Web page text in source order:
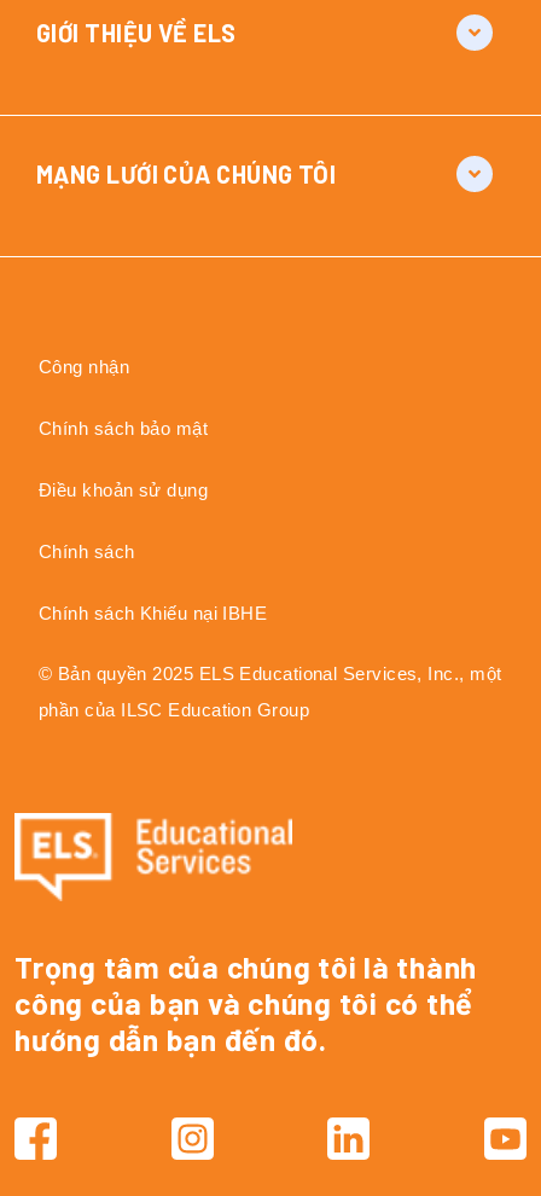
Trọng tâm của chúng tôi là thành
công của bạn và chúng tôi có thể
hướng dẫn bạn đến đó.
GIỚI THIỆU VỀ ELS
MẠNG LƯỚI CỦA CHÚNG TÔI
Công nhận
Chính sách bảo mật
Điều khoản sử dụng
Chính sách
Chính sách Khiếu nại IBHE
© Bản quyền 2025 ELS Educational Services, Inc., một
phần của ILSC Education Group